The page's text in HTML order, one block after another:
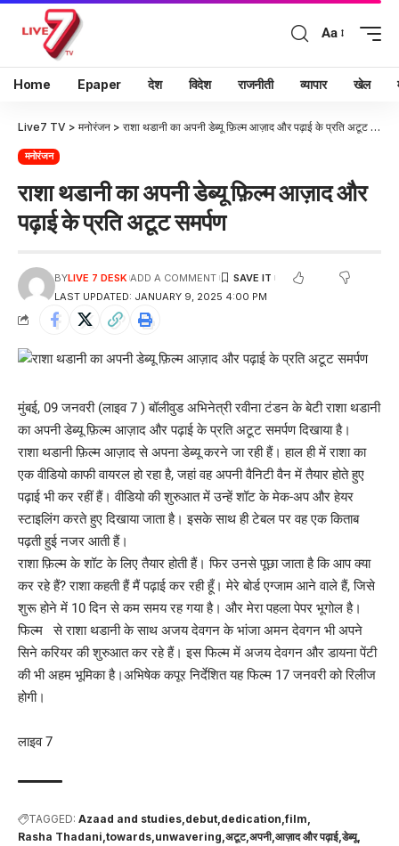
Aa
Home Epaper देश विदेश राजनीती व्यापार खेल
Live7 TV > मनोरंजन > राशा थडानी का अपनी डेब्यू फ़िल्म आज़ाद और पढ़ाई के प्रति अटूट समर्पण
मनोरंजन
राशा थडानी का अपनी डेब्यू फ़िल्म आज़ाद और
पढ़ाई के प्रति अटूट समर्पण
LAST UPDATED: JANUARY 9, 2025 4:00 PM
BYLIVE 7 DESK ADD A COMMENT
मुंबई, 09 जनवरी (लाइव 7 ) बॉलीवुड अभिनेत्री रवीना टंडन के बेटी राशा थडानी
का अपनी डेब्यू फ़िल्म आज़ाद और पढ़ाई के प्रति अटूट समर्पण दिखाया है।
राशा थडानी फ़िल्म आज़ाद से अपना डेब्यू करने जा रही हैं। हाल ही में राशा का
एक वीडियो काफी वायरल हो रहा है, जहां वह अपनी वैनिटी वैन में तैयार होते हुए
पढ़ाई भी कर रहीं हैं। वीडियो की शुरुआत में उन्हें शॉट के मेक-अप और हेयर
स्टाइलिंग करते हुए दिखाया जाता है। इसके साथ ही टेबल पर वह एक किताब
पढ़ती हुई नजर आती हैं।
राशा फ़िल्म के शॉट के लिए तैयार होती हैं। फिर उनसे पूछा जाता है कि आप क्या
कर रहे हैं? राशा कहती हैं मैं पढ़ाई कर रही हूँ। मेरे बोर्ड एग्जाम आने वाले हैं, जिसे
शुरू होने में 10 दिन से कम समय रह गया है। और मेरा पहला पेपर भूगोल है।
फिल्म से राशा थडानी के साथ अजय देवगन के भांजा अमन देवगन भी अपने
सिने करियर की शुरुआत कर रहे हैं। इस फिल्म में अजय देवगन और डायना पेंटी
की भी अहम भूमिका है।अभिषेक कपूर निर्देशित यह फिल्म 17 जनवरी को रिलीज
होगी।
लाइव 7
TAGGED: Azaad and studies debut dedication film
Rasha Thadani towards unwavering अटूट अपनी आज़ाद और पढ़ाई डेब्यू